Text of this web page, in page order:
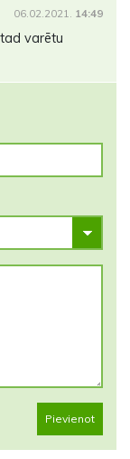
06.02.2021. 14:49
varētu
Pievienot